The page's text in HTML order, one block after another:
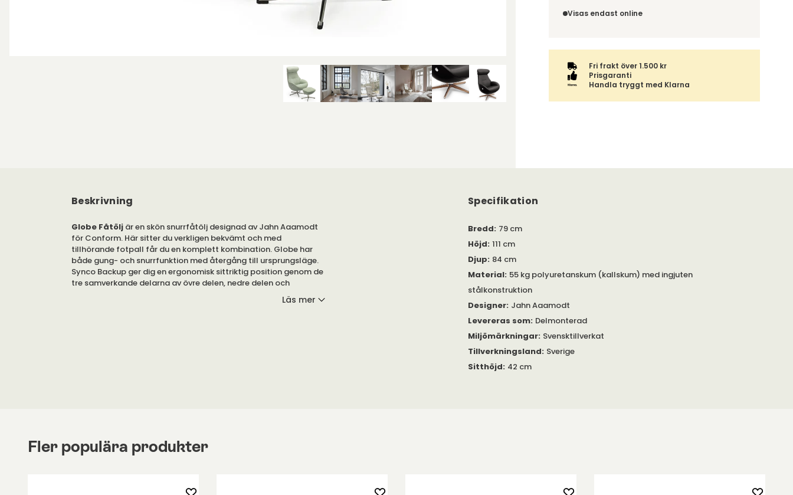
omfattas därför inte av ångerrätten.
Visas endast online
Fri frakt över 1.500 kr
Prisgaranti
Handla tryggt med Klarna
Beskrivning
Globe Fåtölj är en skön snurrfåtölj designad av Jahn Aaamodt
för Conform. Här sitter du verkligen bekvämt och med
tillhörande fotpall får du en komplett kombination. Globe har
både gung- och snurrfunktion med återgång till ursprungsläge.
Synco Backup ger dig en ergonomisk sittriktig position genom de
tre samverkande delarna av övre delen, nedre delen och
Läs mer
Specifikation
Bredd: 79 cm
Höjd: 111 cm
Djup: 84 cm
Material: 55 kg polyuretanskum (kallskum) med ingjuten
stålkonstruktion
Designer: Jahn Aaamodt
Levereras som: Delmonterad
Miljömärkningar: Svensktillverkat
Tillverkningsland: Sverige
Sitthöjd: 42 cm
Fler populära produkter